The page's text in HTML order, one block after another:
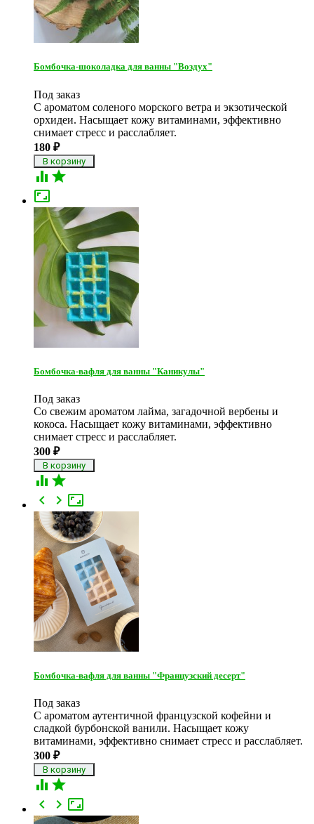
Бомбочка-шоколадка для ванны "Воздух"
Под заказ
С ароматом соленого морского ветра и экзотической
орхидеи. Насыщает кожу витаминами, эффективно
снимает стресс и расслабляет.
180 ₽
 

Бомбочка-вафля для ванны "Каникулы"
Под заказ
Со свежим ароматом лайма, загадочной вербены и
кокоса. Насыщает кожу витаминами, эффективно
снимает стресс и расслабляет.
300 ₽
 

 
Бомбочка-вафля для ванны "Французский десерт"
Под заказ
С ароматом аутентичной французской кофейни и
сладкой бурбонской ванили. Насыщает кожу
витаминами, эффективно снимает стресс и расслабляет.
300 ₽
 

 